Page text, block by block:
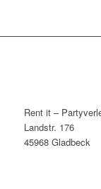
Rent it –
Landstr. 176
45968 Gladbeck